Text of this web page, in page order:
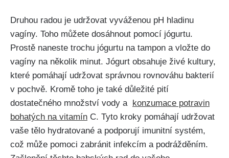
Druhou ​radou je udržovat‍ vyváženou​ pH hladinu
vagíny. Toho můžete dosáhnout‍ pomocí jógurtu.
Prostě naneste trochu​ jógurtu na ‍tampon a vložte do
vagíny ⁣na několik minut. Jógurt obsahuje živé kultury,⁢
které ‍pomáhají udržovat správnou rovnováhu bakterií
v ‍pochvě. ‌Kromě toho je také důležité pití
⁣dostatečného množství vody⁤ a ⁤ konzumace potravin
⁤bohatých na vitamín ‍C. Tyto kroky pomáhají udržovat
‍vaše tělo hydratované ​a⁤ podporují imunitní systém,
což může pomoci zabránit infekcím a podrážděním.